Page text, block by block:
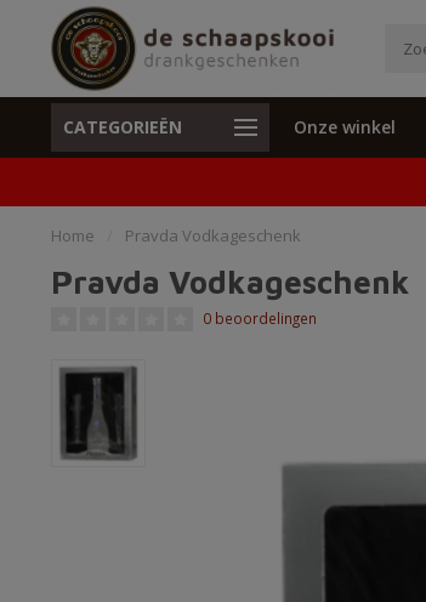
CATEGORIEËN Onze winkel
Unieke cadeaus en specials
Home Pravda Vodkageschenk
Pravda Vodkageschenk
0 beoordelingen